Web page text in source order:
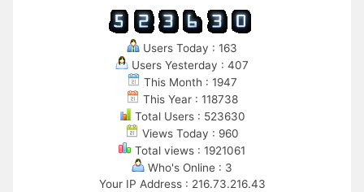
Users Today : 163
Users Yesterday : 407
This Month : 1947
This Year : 118738
Total Users : 523630
Views Today : 960
Total views : 1921061
Who's Online : 3
Your IP Address : 216.73.216.43